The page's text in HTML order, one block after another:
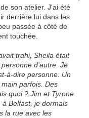
son atelier. J'ai été
derrière lui dans les
passée à côté de
touchée.
trahi, Sheila était
d'autre. Je
à-dire personne. Un
parfois. Des
quoi ? Jim et Tyrone
Belfast, je dormais
la rue avec les